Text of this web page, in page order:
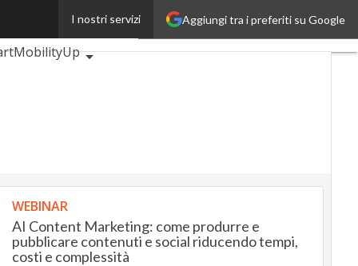
Aggiungi tra i preferiti su Google
I nostri servizi
BankingUp
WEBINAR
AI Content Marketing: come produrre e
pubblicare contenuti e social riducendo tempi,
costi e complessità